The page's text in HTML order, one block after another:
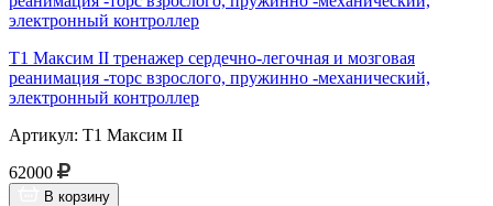
Т1 Максим II тренажер сердечно-легочная и мозговая
реанимация -торс взрослого, пружинно -механический,
электронный контроллер
Артикул: Т1 Максим II
62000
В корзину